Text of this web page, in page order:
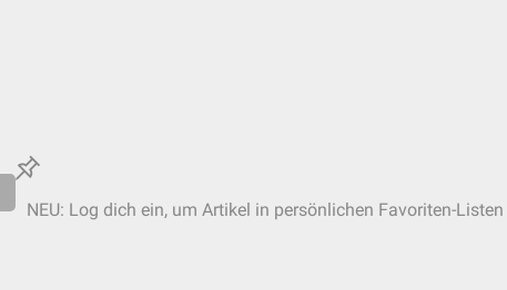
NEU: Log dich ein, um Artikel in persönlichen Favoriten-